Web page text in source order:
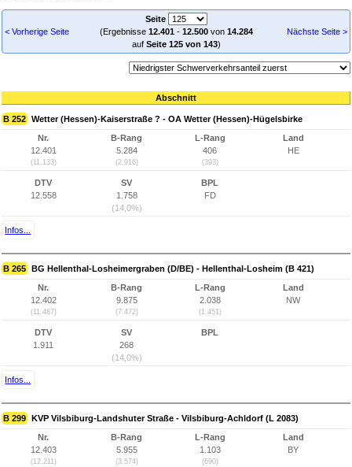
< Vorherige Seite
Seite
(Ergebnisse 12.401- 12.500von 14.284
auf Seite 125 von 143)
Nächste Seite >
Abschnitt
B 252 Wetter (Hessen)-Kaiserstraße ? - OA Wetter (Hessen)-Hügelsbirke
Nr.
12.401
(11.133)
B-Rang
5.284
(2.916)
L-Rang
406
(393)
Land
HE
DTV
12.558
SV
1.758
(14,0%)
BPL
FD
Infos...
B 265 BG Hellenthal-Losheimergraben (D/BE) - Hellenthal-Losheim (B 421)
Nr.
12.402
(11.487)
B-Rang
9.875
(7.472)
L-Rang
2.038
(1.451)
Land
NW
DTV
1.911
SV
268
(14,0%)
BPL
Infos...
B 299 KVP Vilsbiburg-Landshuter Straße - Vilsbiburg-Achldorf (L 2083)
Nr.
12.403
(12.211)
B-Rang
5.955
(3.574)
L-Rang
1.103
(690)
Land
BY